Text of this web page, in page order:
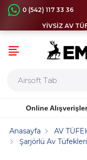
0 (542) 117 33 36
YİVSİZ AV
Online
Anasayfa AV
Şarjörlü Av Tüfekleri